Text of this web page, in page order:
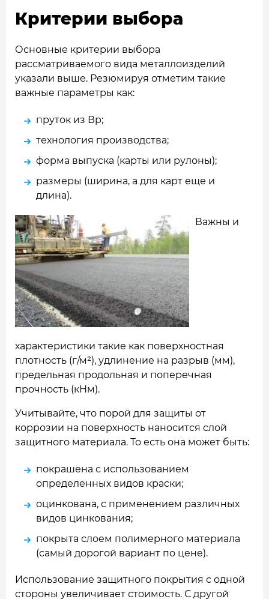
Критерии выбора
Основные критерии выбора
рассматриваемого вида металлоизделий
указали выше. Резюмируя отметим такие
важные параметры как:
пруток из Вр;
технология производства;
форма выпуска (карты или рулоны);
размеры (ширина, а для карт еще и
длина).
Важны и
характеристики такие как поверхностная
плотность (г/м²), удлинение на разрыв (мм),
предельная продольная и поперечная
прочность (кНм).
Учитывайте, что порой для защиты от
коррозии на поверхность наносится слой
защитного материала. То есть она может быть:
покрашена с использованием
определенных видов краски;
оцинкована, с применением различных
видов цинкования;
покрыта слоем полимерного материала
(самый дорогой вариант по цене).
Использование защитного покрытия с одной
стороны увеличивает стоимость. С другой